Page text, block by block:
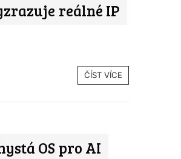
reálné IP
ČÍST VÍCE
OS pro AI